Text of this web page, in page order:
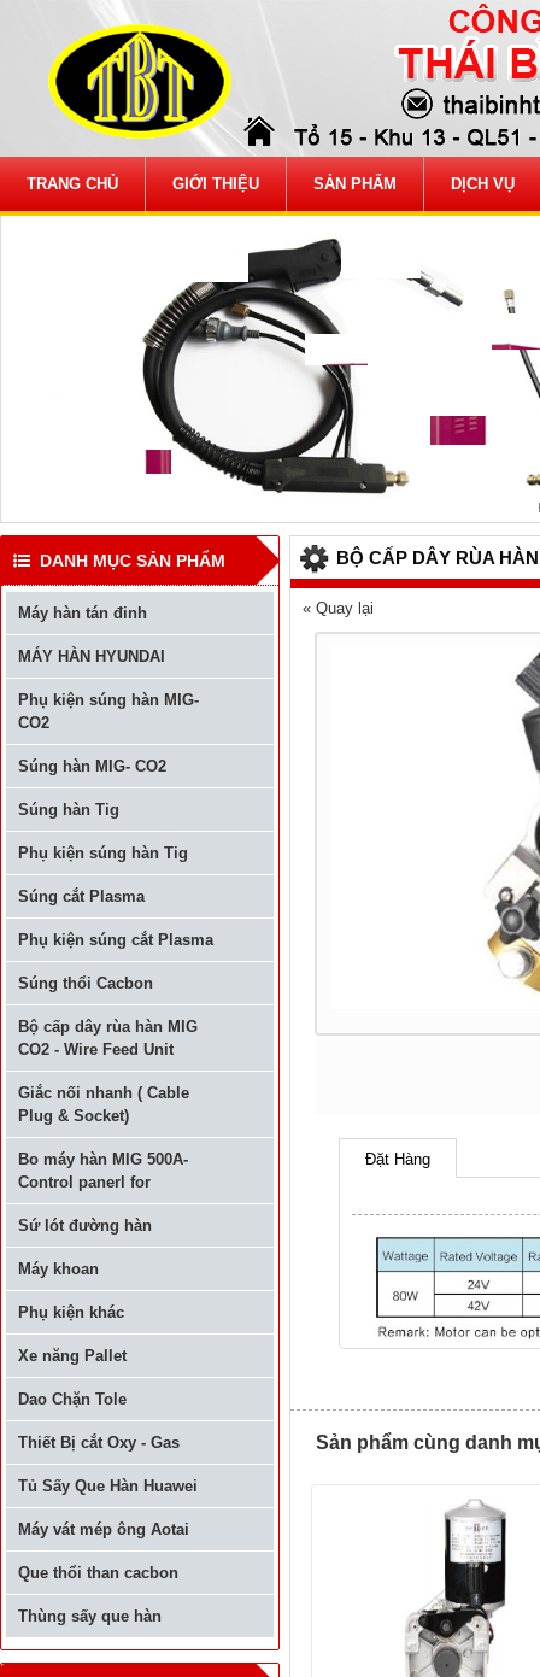
TRANG CHỦ GIỚI THIỆU SẢN PHẨM DỊCH VỤ
DANH MỤC SẢN PHẨM
Máy hàn tán đinh
MÁY HÀN HYUNDAI
Phụ kiện súng hàn MIG-
CO2
Súng hàn MIG- CO2
Súng hàn Tig
Phụ kiện súng hàn Tig
Súng cắt Plasma
Phụ kiện súng cắt Plasma
Súng thổi Cacbon
Bộ cấp dây rùa hàn MIG
CO2 - Wire Feed Unit
Giắc nối nhanh ( Cable
Plug & Socket)
Bo máy hàn MIG 500A-
Control panerl for
Sứ lót đường hàn
Máy khoan
Phụ kiện khác
Xe năng Pallet
Dao Chặn Tole
Thiết Bị cắt Oxy - Gas
Tủ Sấy Que Hàn Huawei
Máy vát mép ông Aotai
Que thổi than cacbon
Thùng sấy que hàn
BỘ CẤP DÂY RÙA
« Quay lại
Đặt Hàng
Sản phẩm cùng danh